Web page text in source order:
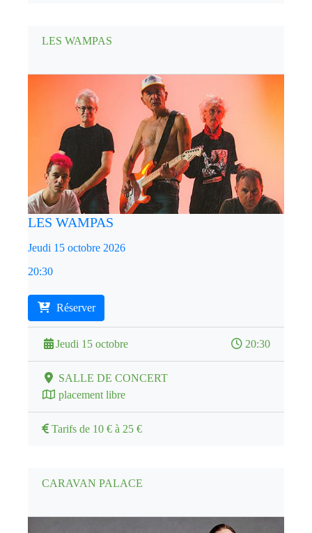
LES WAMPAS
LES WAMPAS
Jeudi 15 octobre 2026
20:30
Réserver
Jeudi 15 octobre 20:30
SALLE DE CONCERT
placement libre
Tarifs de 10 € à 25 €
CARAVAN PALACE